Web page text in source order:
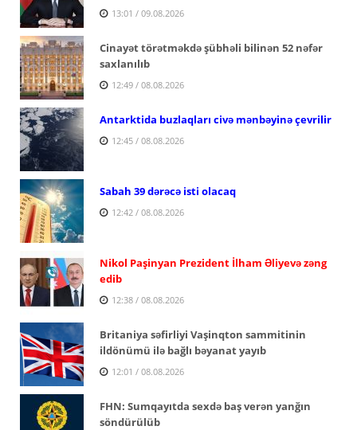
13:01 / 09.08.2026
Cinayət törətməkdə şübhəli bilinən 52 nəfər
saxlanılıb
12:49 / 08.08.2026
Antarktida buzlaqları civə mənbəyinə çevrilir
12:45 / 08.08.2026
Sabah 39 dərəcə isti olacaq
12:42 / 08.08.2026
Nikol Paşinyan Prezident İlham Əliyevə zəng
edib
12:38 / 08.08.2026
Britaniya səfirliyi Vaşinqton sammitinin
ildönümü ilə bağlı bəyanat yayıb
12:01 / 08.08.2026
FHN: Sumqayıtda sexdə baş verən yanğın
söndürülüb